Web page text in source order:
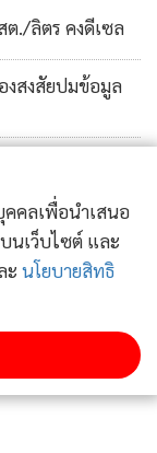
./ลิตร คงดีเซล
งสงสัยปมข้อมูล
คคลเพื่อนำเสนอ
เว็บไซต์ และ
ะ นโยบายสิทธิ